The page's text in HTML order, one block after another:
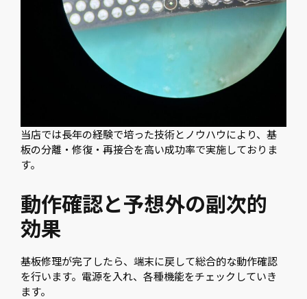
当店では長年の経験で培った技術とノウハウにより、基
板の分離・修復・再接合を高い成功率で実施しておりま
す。
動作確認と予想外の副次的
効果
基板修理が完了したら、端末に戻して総合的な動作確認
を行います。電源を入れ、各種機能をチェックしていき
ます。